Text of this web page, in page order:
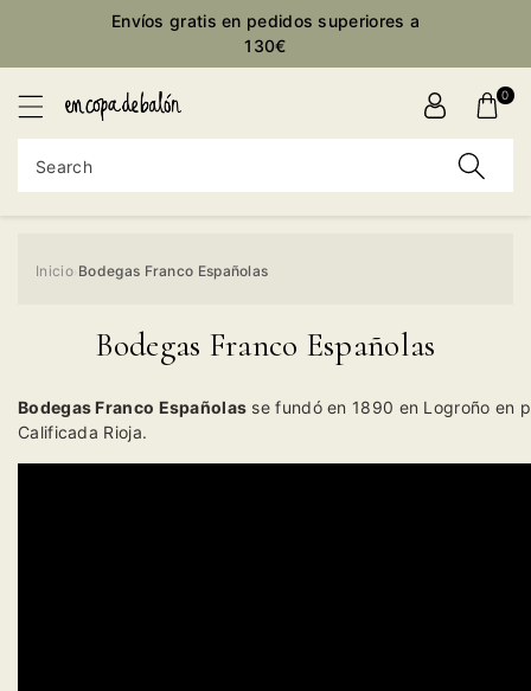
Envíos gratis en pedidos superiores a
130€
Search
0
Inicio› Bodegas Franco Españolas
Bodegas Franco Españolas
Bodegas Franco Españolas se fundó en 1890 en Logroño en
Calificada Rioja.